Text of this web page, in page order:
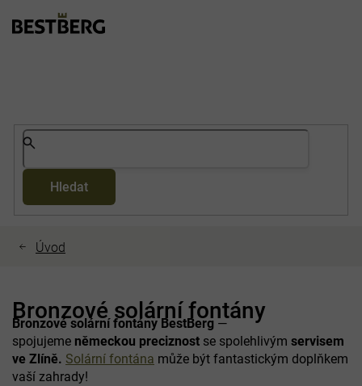
Hledat
Bronzové solární fontány
Bronzové solární fontány BestBerg —
spojujeme německou preciznost se spolehlivým servisem
ve Zlíně. Solární fontána může být fantastickým doplňkem
vaší zahrady!